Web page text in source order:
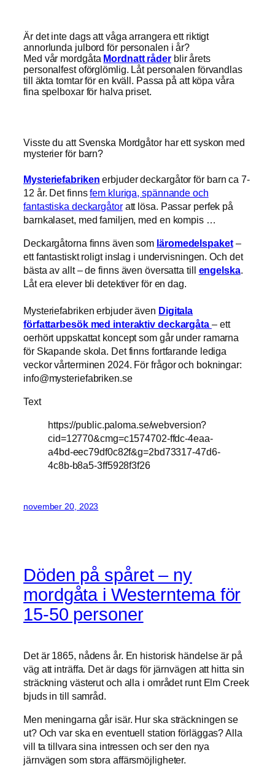
Är det inte dags att våga arrangera ett riktigt
annorlunda julbord för personalen i år?
Med vår mordgåta Mordnatt råderblir årets
personalfest oförglömlig. Låt personalen förvandlas
till äkta tomtar för en kväll. Passa på att köpa våra
fina spelboxar för halva priset.
Visste du att Svenska Mordgåtor har ett syskon med
mysterier för barn?
Mysteriefabriken erbjuder deckargåtor för barn ca 7-
12 år. Det finnsfem kluriga, spännande och
fantastiska deckargåtoratt lösa. Passar perfek på
barnkalaset, med familjen, med en kompis …
Deckargåtorna finns även som läromedelspaket–
ett fantastiskt roligt inslag i undervisningen. Och det
bästa av allt – de finns även översatta till engelska.
Låt era elever bli detektiver för en dag.
Mysteriefabriken erbjuder även Digitala
författarbesök med interaktiv deckargåta – ett
oerhört uppskattat koncept som går under ramarna
för Skapande skola. Det finns fortfarande lediga
veckor vårterminen 2024. För frågor och bokningar:
info@mysteriefabriken.se
Text
https://public.paloma.se/webversion?
cid=12770&cmg=c1574702-ffdc-4eaa-
a4bd-eec79df0c82f&g=2bd73317-47d6-
4c8b-b8a5-3ff5928f3f26
november 20, 2023
Döden på spåret – ny
mordgåta i Westerntema för
15-50 personer
Det är 1865, nådens år. En historisk händelse är på
väg att inträffa. Det är dags för järnvägen att hitta sin
sträckning västerut och alla i området runt Elm Creek
bjuds in till samråd.
Men meningarna går isär. Hur ska sträckningen se
ut? Och var ska en eventuell station förläggas? Alla
vill ta tillvara sina intressen och ser den nya
järnvägen som stora affärsmöjligheter.